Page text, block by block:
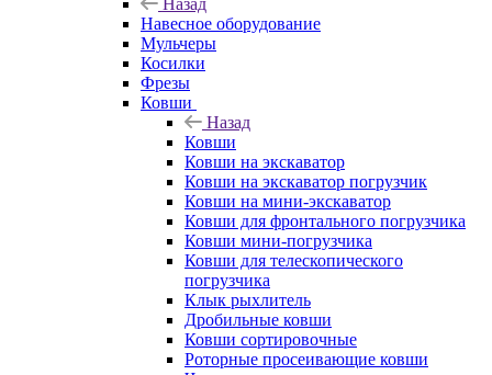
Назад
Навесное оборудование
Мульчеры
Косилки
Фрезы
Ковши
Назад
Ковши
Ковши на экскаватор
Ковши на экскаватор погрузчик
Ковши на мини-экскаватор
Ковши для фронтального погрузчика
Ковши мини-погрузчика
Ковши для телескопического
погрузчика
Клык рыхлитель
Дробильные ковши
Ковши сортировочные
Роторные просеивающие ковши